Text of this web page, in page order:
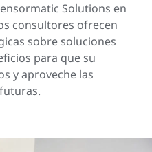
Solutions en
consultores ofrecen
sobre soluciones
para que su
y aproveche las